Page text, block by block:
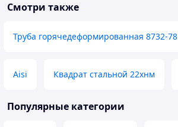
Смотри также
Труба горячедеформированная 8732-78
Aisi Квадрат стальной 22хнм
Популярные категории